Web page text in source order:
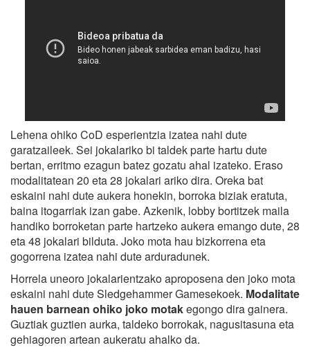
Lehena ohiko CoD esperientzia izatea nahi dute
garatzaileek. Sei jokalariko bi taldek parte hartu dute
bertan, erritmo ezagun batez gozatu ahal izateko. Eraso
modalitatean 20 eta 28 jokalari ariko dira. Oreka bat
eskaini nahi dute aukera honekin, borroka biziak eratuta,
baina itogarriak izan gabe. Azkenik, lobby bortitzek maila
handiko borroketan parte hartzeko aukera emango dute, 28
eta 48 jokalari bilduta. Joko mota hau bizkorrena eta
gogorrena izatea nahi dute arduradunek.
Horrela uneoro jokalarientzako aproposena den joko mota
eskaini nahi dute Sledgehammer Gamesekoek. Modalitate
hauen barnean ohiko joko motakegongo dira gainera.
Guztiak guztien aurka, taldeko borrokak, nagusitasuna eta
gehiagoren artean aukeratu ahalko da.